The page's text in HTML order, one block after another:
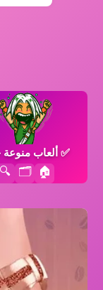
✅ألعاب منوعة
🏠
🗂️
🔍